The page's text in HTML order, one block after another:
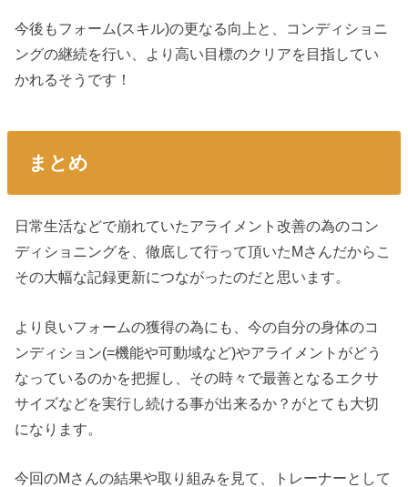
今後もフォーム(スキル)の更なる向上と、コンディショニ
ングの継続を行い、より高い目標のクリアを目指してい
かれるそうです！
まとめ
日常生活などで崩れていたアライメント改善の為のコン
ディショニングを、徹底して行って頂いたMさんだからこ
その大幅な記録更新につながったのだと思います。
より良いフォームの獲得の為にも、今の自分の身体のコ
ンディション(=機能や可動域など)やアライメントがどう
なっているのかを把握し、その時々で最善となるエクサ
サイズなどを実行し続ける事が出来るか？がとても大切
になります。
今回のMさんの結果や取り組みを見て、トレーナーとして